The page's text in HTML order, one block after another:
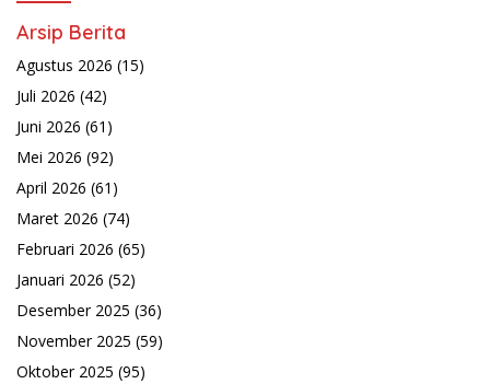
Arsip Berita
Agustus 2026 (15)
Juli 2026 (42)
Juni 2026 (61)
Mei 2026 (92)
April 2026 (61)
Maret 2026 (74)
Februari 2026 (65)
Januari 2026 (52)
Desember 2025 (36)
November 2025 (59)
Oktober 2025 (95)